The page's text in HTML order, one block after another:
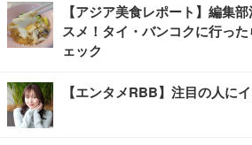
【アジア美食レポート】編集
スメ！タイ・バンコクに行っ
ェック
【エンタメRBB】注目の人に